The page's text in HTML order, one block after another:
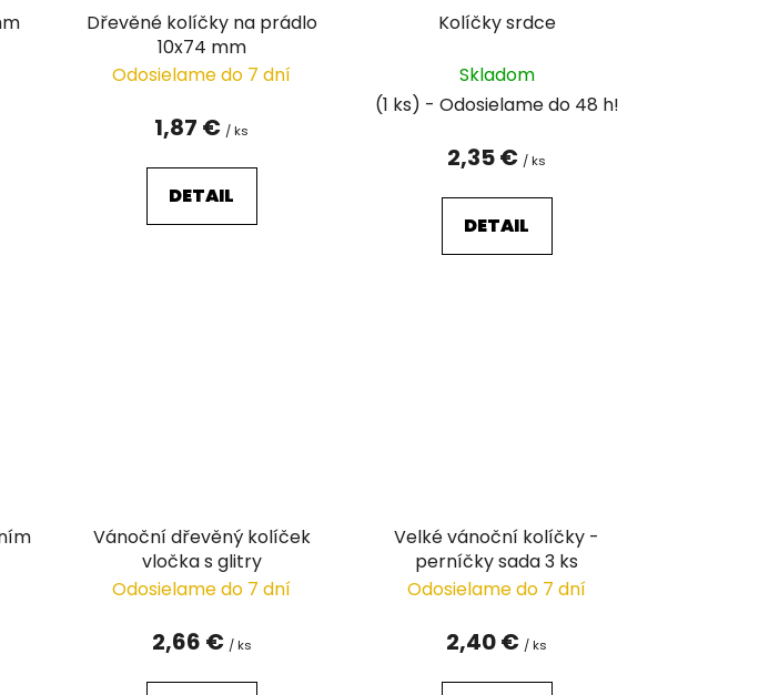
Dřevěné kolíčky na prádlo
10x74 mm
Odosielame do 7 dní
1,87 € / ks
DETAIL
Kolíčky srdce
Skladom
(1 ks)
2,35 € / ks
DETAIL
Vánoční dřevěný kolíček
vločka s glitry
Odosielame do 7 dní
2,66 € / ks
Velké vánoční kolíčky -
perníčky sada 3 ks
Odosielame do 7 dní
2,40 € / ks